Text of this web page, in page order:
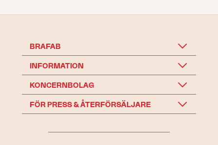
BRAFAB
INFORMATION
KONCERNBOLAG
FÖR PRESS & ÅTERFÖRSÄLJARE